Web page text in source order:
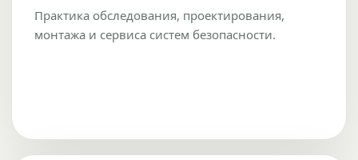
Практика обследования, проектирования,
монтажа и сервиса систем безопасности.